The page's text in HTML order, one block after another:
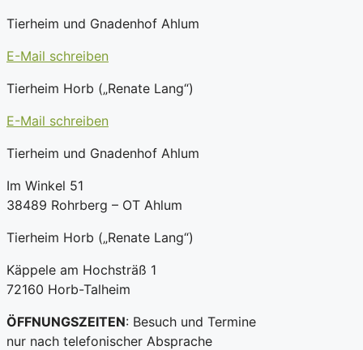
Tierheim und Gnadenhof Ahlum
E-Mail schreiben
Tierheim Horb („Renate Lang“)
E-Mail schreiben
Tierheim und Gnadenhof Ahlum
Im Winkel 51
38489 Rohrberg – OT Ahlum
Tierheim Horb („Renate Lang“)
Käppele am Hochsträß 1
72160 Horb-Talheim
ÖFFNUNGSZEITEN: Besuch und Termine
nur nach telefonischer Absprache